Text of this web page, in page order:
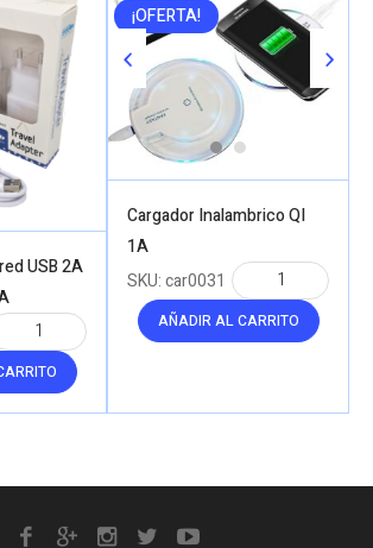
USB 2A
¡OFERTA!
Cargador Inalambrico QI
1A
AÑADIR AL CARRITO
SKU:car0031